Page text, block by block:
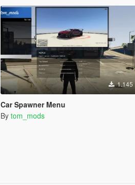
1.145
Car Spawner Menu
By tom_mods